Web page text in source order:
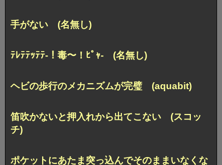
手がない (名無し)
ﾃﾚﾃﾃｯﾃﾃ-！毒〜！ﾋﾟｬ- (名無し)
ヘビの歩行のメカニズムが完璧 (aquabit)
笛吹かないと押入れから出てこない (スコッ
チ)
ポケットにあたま突っ込んでそのままいなくな